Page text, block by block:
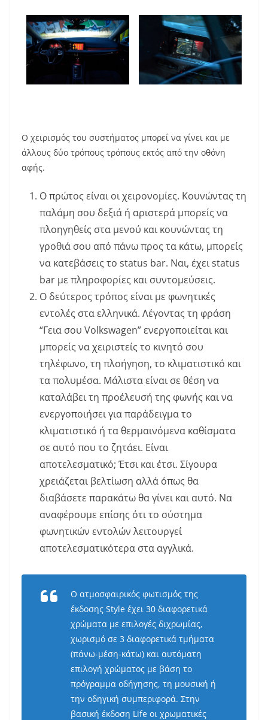
Ο χειρισμός του συστήματος μπορεί να γίνει και με
άλλους δύο τρόπους τρόπους εκτός από την οθόνη
αφής.
Ο πρώτος είναι οι χειρονομίες. Κουνώντας τη
παλάμη σου δεξιά ή αριστερά μπορείς να
πλοηγηθείς στα μενού και κουνώντας τη
γροθιά σου από πάνω προς τα κάτω, μπορείς
να κατεβάσεις το status bar. Ναι, έχει status
bar με πληροφορίες και συντομεύσεις.
Ο δεύτερος τρόπος είναι με φωνητικές
εντολές στα ελληνικά. Λέγοντας τη φράση
“Γεια σου Volkswagen” ενεργοποιείται και
μπορείς να χειριστείς το κινητό σου
τηλέφωνο, τη πλοήγηση, το κλιματιστικό και
τα πολυμέσα. Μάλιστα είναι σε θέση να
καταλάβει τη προέλευσή της φωνής και να
ενεργοποιήσει για παράδειγμα το
κλιματιστικό ή τα θερμαινόμενα καθίσματα
σε αυτό που το ζητάει. Είναι
αποτελεσματικό; Έτσι και έτσι. Σίγουρα
χρειάζεται βελτίωση αλλά όπως θα
διαβάσετε παρακάτω θα γίνει και αυτό. Να
αναφέρουμε επίσης ότι το σύστημα
φωνητικών εντολών λειτουργεί
αποτελεσματικότερα στα αγγλικά.
Ο ατμοσφαιρικός φωτισμός της
έκδοσης Style έχει 30 διαφορετικά
χρώματα με επιλογές διχρωμίας,
χωρισμό σε 3 διαφορετικά τμήματα
(πάνω-μέση-κάτω) και αυτόματη
επιλογή χρώματος με βάση το
πρόγραμμα οδήγησης, τη μουσική ή
την οδηγική συμπεριφορά. Στην
βασική έκδοση Life οι χρωματικές